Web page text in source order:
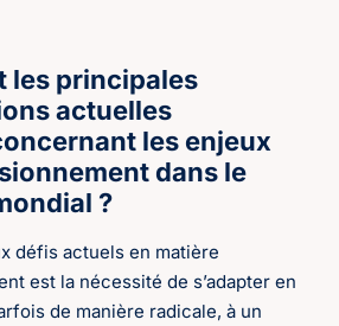
les principales
actuelles
les enjeux
dans le
?
défis actuels en matière
est la nécessité de s’adapter en
de manière radicale, à un